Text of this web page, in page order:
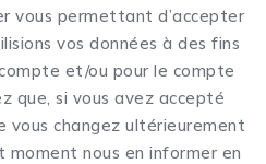
vous permettant d’accepter
vos données à des fins
et/ou pour le compte
que, si vous avez accepté
changez ultérieurement
moment nous en informer en